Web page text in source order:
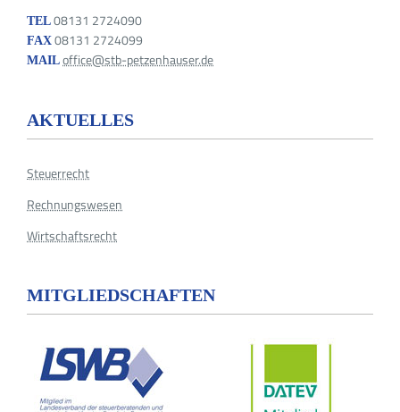
TEL 08131 2724090
FAX 08131 2724099
MAIL office@stb-petzenhauser.de
AKTUELLES
Steuerrecht
Rechnungswesen
Wirtschaftsrecht
MITGLIEDSCHAFTEN